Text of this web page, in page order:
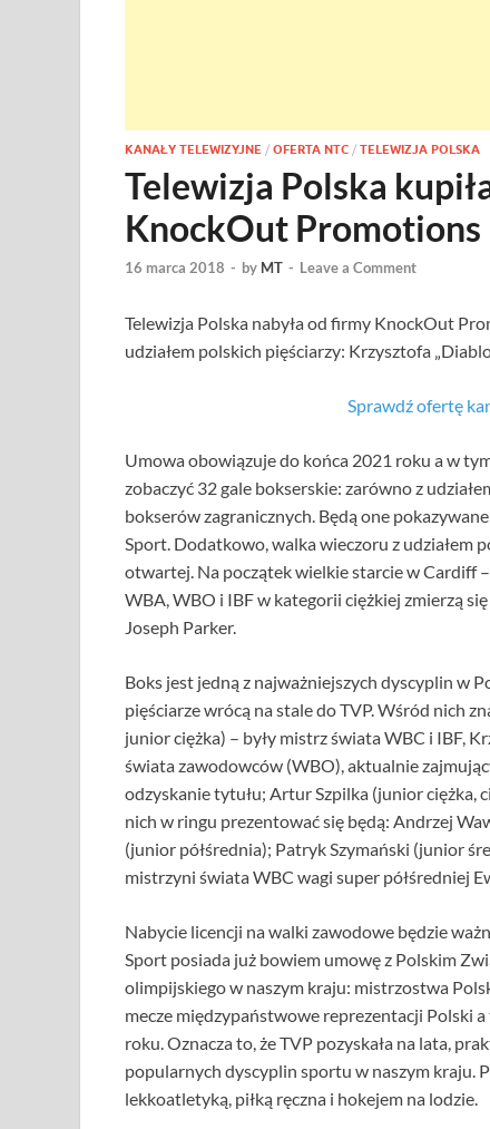
KANAŁY TELEWIZYJNE / OFERTA NTC / TELEWIZJA POLSKA
Telewizja Polska
KnockOut Promotions
16 marca 2018 - by MT - Leave a Comment
Telewizja Polska nabyła od firmy KnockOut
udziałem polskich pięściarzy: Krzysztofa
Sprawdź ofertę
Umowa obowiązuje do końca 2021 roku a w
zobaczyć 32 gale bokserskie: zarówno z
bokserów zagranicznych. Będą one
Sport. Dodatkowo, walka wieczoru z udziałem
otwartej. Na początek wielkie starcie w Cardiff
WBA, WBO i IBF w kategorii ciężkiej zmierzą
Joseph Parker.
Boks jest jedną z najważniejszych dyscyplin w
pięściarze wrócą na stale do TVP. Wśród nich
junior ciężka) – były mistrz świata WBC i IBF,
świata zawodowców (WBO), aktualnie
odzyskanie tytułu; Artur Szpilka (junior ciężka,
nich w ringu prezentować się będą: Andrzej
(junior półśrednia); Patryk Szymański (junior
mistrzyni świata WBC wagi super półśredniej
Nabycie licencji na walki zawodowe będzie
Sport posiada już bowiem umowę z Polskim
olimpijskiego w naszym kraju: mistrzostwa
mecze międzypaństwowe reprezentacji Polski
roku. Oznacza to, że TVP pozyskała na lata,
popularnych dyscyplin sportu w naszym kraju.
lekkoatletyką, piłką ręczna i hokejem na lodzie.